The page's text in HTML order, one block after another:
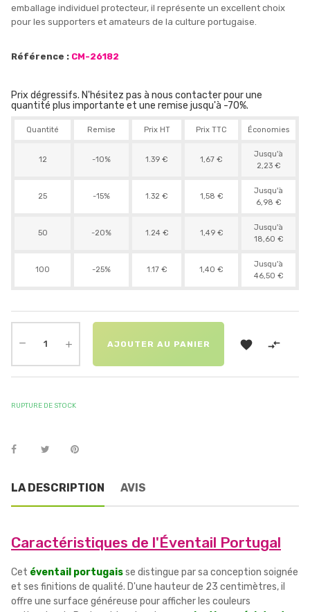
emballage individuel protecteur, il représente un excellent choix
pour les supporters et amateurs de la culture portugaise.
Référence : CM-26182
Prix dégressifs. N'hésitez pas à nous contacter pour une
quantité plus importante et une remise jusqu'à -70%.
Quantité Remise Prix HT Prix TTC Économies
12 -10% 1.39 € 1,67 €
Jusqu'à
2,23 €
25 -15% 1.32 € 1,58 €
Jusqu'à
6,98 €
50 -20% 1.24 € 1,49 €
Jusqu'à
18,60 €
100 -25% 1.17 € 1,40 €
Jusqu'à
46,50 €
AJOUTER AU PANIER  
RUPTURE DE STOCK
LA DESCRIPTION AVIS
Caractéristiques de l'Éventail Portugal
Cet éventail portugaisse distingue par sa conception soignée
et ses finitions de qualité. D'une hauteur de 23 centimètres, il
offre une surface généreuse pour afficher les couleurs